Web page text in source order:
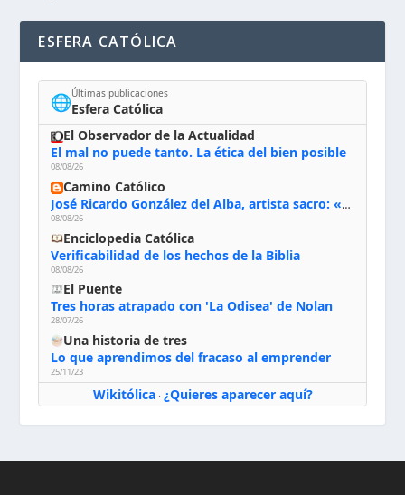
ESFERA CATÓLICA
🌐Últimas publicaciones
Esfera Católica
El Observador de la Actualidad
El mal no puede tanto. La ética del bien posible
08/08/26
Camino Católico
José Ricardo González del Alba, artista sacro: «Yo oro, hablo con Dios, le pido al Espíritu Santo su inspiración y siempre pinto rezando el rosario para que sea Él quien actúe a través de mis manos»
08/08/26
Enciclopedia Católica
Verificabilidad de los hechos de la Biblia
08/08/26
El Puente
Tres horas atrapado con 'La Odisea' de Nolan
28/07/26
Una historia de tres
Lo que aprendimos del fracaso al emprender
25/11/23
Wikitólica· ¿Quieres aparecer aquí?